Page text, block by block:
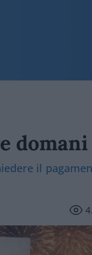
domani
il